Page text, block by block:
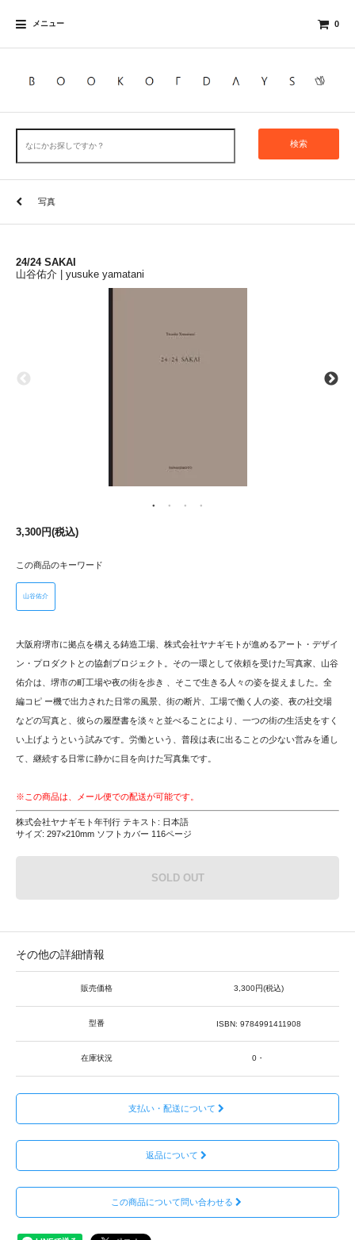
メニュー 0
検索
写真
24/24 SAKAI
山谷佑介 | yusuke yamatani
3,300円(税込)
この商品のキーワード
山谷佑介
大阪府堺市に拠点を構える鋳造工場、株式会社ヤナギモトが進めるアート・デザイ
ン・プロダクトとの協創プロジェクト。その一環として依頼を受けた写真家、山谷
佑介は、堺市の町工場や夜の街を歩き 、そこで生きる人々の姿を捉えました。全
編コピ ー機で出力された日常の風景、街の断片、工場で働く人の姿、夜の社交場
などの写真と、彼らの履歴書を淡々と並べることにより、一つの街の生活史をすく
い上げようという試みです。労働という、普段は表に出ることの少ない営みを通し
て、継続する日常に静かに目を向けた写真集です。
※この商品は、メール便での配送が可能です。
株式会社ヤナギモト年刊行 テキスト: 日本語
サイズ: 297×210mm ソフトカバー 116ページ
SOLD OUT
その他の詳細情報
販売価格 3,300円(税込)
型番 ISBN: 9784991411908
在庫状況 0・
支払い・配送について
返品について
この商品について問い合わせる